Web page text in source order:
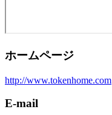
ホームページ
http://www.tokenhome.com
E-mail